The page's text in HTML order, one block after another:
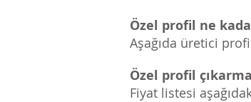
Özel profil ne
Aşağıda üretici
Özel profil
Fiyat listesi